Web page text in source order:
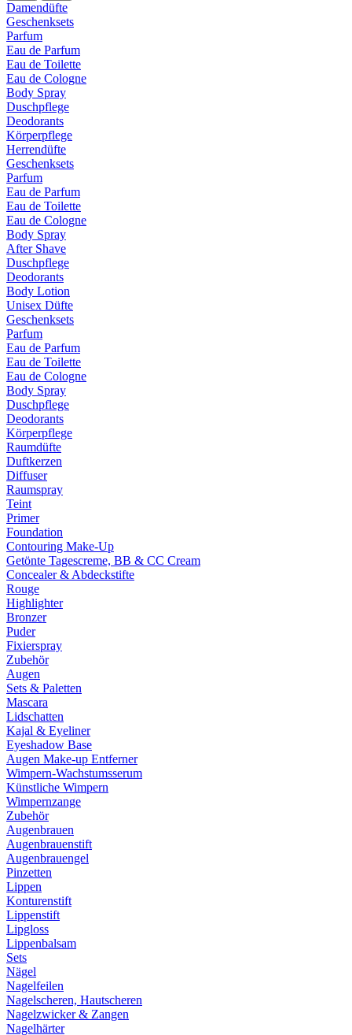
Damendüfte
Geschenksets
Parfum
Eau de Parfum
Eau de Toilette
Eau de Cologne
Body Spray
Duschpflege
Deodorants
Körperpflege
Herrendüfte
Geschenksets
Parfum
Eau de Parfum
Eau de Toilette
Eau de Cologne
Body Spray
After Shave
Duschpflege
Deodorants
Body Lotion
Unisex Düfte
Geschenksets
Parfum
Eau de Parfum
Eau de Toilette
Eau de Cologne
Body Spray
Duschpflege
Deodorants
Körperpflege
Raumdüfte
Duftkerzen
Diffuser
Raumspray
Teint
Primer
Foundation
Contouring Make-Up
Getönte Tagescreme, BB & CC Cream
Concealer & Abdeckstifte
Rouge
Highlighter
Bronzer
Puder
Fixierspray
Zubehör
Augen
Sets & Paletten
Mascara
Lidschatten
Kajal & Eyeliner
Eyeshadow Base
Augen Make-up Entferner
Wimpern-Wachstumsserum
Künstliche Wimpern
Wimpernzange
Zubehör
Augenbrauen
Augenbrauenstift
Augenbrauengel
Pinzetten
Lippen
Konturenstift
Lippenstift
Lipgloss
Lippenbalsam
Sets
Nägel
Nagelfeilen
Nagelscheren, Hautscheren
Nagelzwicker & Zangen
Nagelhärter